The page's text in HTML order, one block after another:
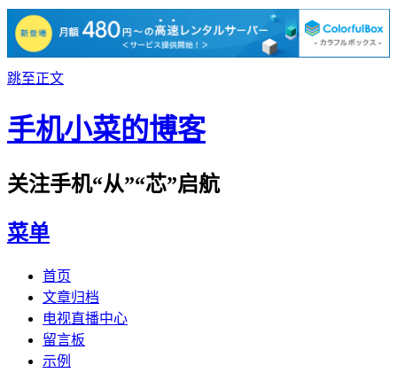
跳至正文
手机小菜的博客
关注手机“从”“芯”启航
菜单
首页
文章归档
电视直播中心
留言板
示例